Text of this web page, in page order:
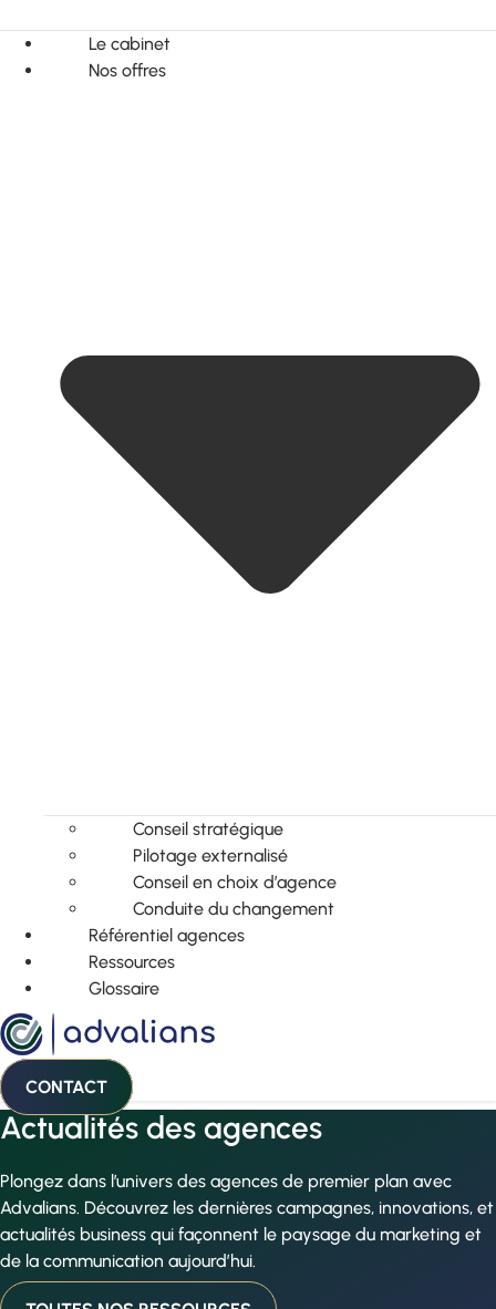
Le cabinet
Nos offres
Conseil stratégique
Pilotage externalisé
Conseil en choix d’agence
Conduite du changement
Référentiel agences
Ressources
Glossaire
CONTACT
Actualités des agences
Plongez dans l’univers des agences de premier plan avec
Advalians. Découvrez les dernières campagnes, innovations, et
actualités business qui façonnent le paysage du marketing et
de la communication aujourd’hui.